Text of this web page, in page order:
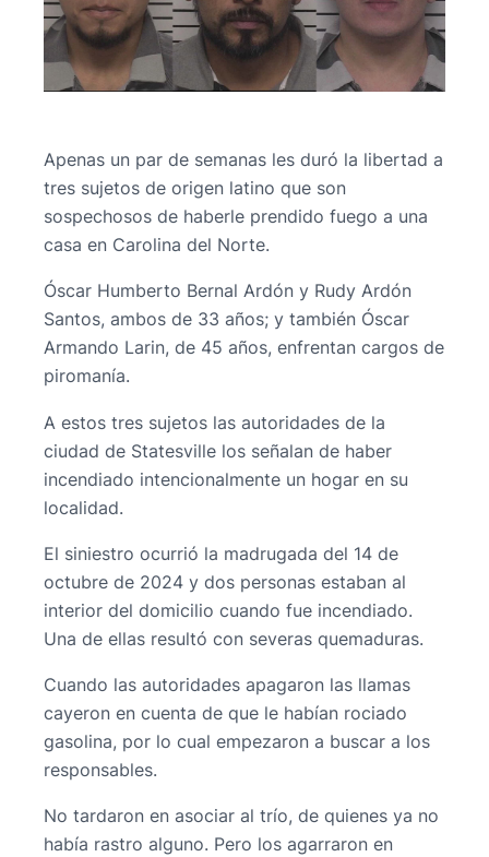
Apenas un par de semanas les duró la libertad a
tres sujetos de origen latino que son
sospechosos de haberle prendido fuego a una
casa en Carolina del Norte.
Óscar Humberto Bernal Ardón y Rudy Ardón
Santos, ambos de 33 años; y también Óscar
Armando Larin, de 45 años, enfrentan cargos de
piromanía.
A estos tres sujetos las autoridades de la
ciudad de Statesville los señalan de haber
incendiado intencionalmente un hogar en su
localidad.
El siniestro ocurrió la madrugada del 14 de
octubre de 2024 y dos personas estaban al
interior del domicilio cuando fue incendiado.
Una de ellas resultó con severas quemaduras.
Cuando las autoridades apagaron las llamas
cayeron en cuenta de que le habían rociado
gasolina, por lo cual empezaron a buscar a los
responsables.
No tardaron en asociar al trío, de quienes ya no
había rastro alguno. Pero los agarraron en